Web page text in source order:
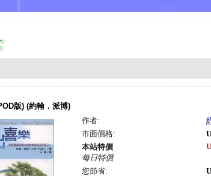
版) (約翰．派博)
作者:
市面價格:
本站特價
每日特價
您節省: